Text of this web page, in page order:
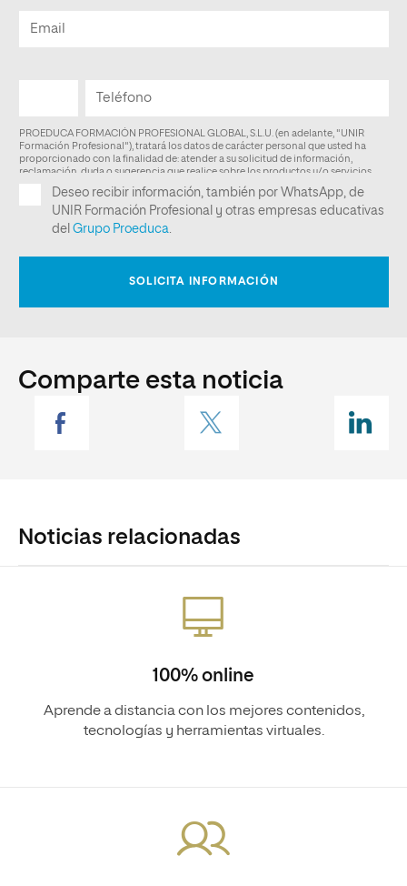
Comparte esta noticia
Noticias relacionadas
100% online
Aprende a distancia con los mejores contenidos,
tecnologías y herramientas virtuales.